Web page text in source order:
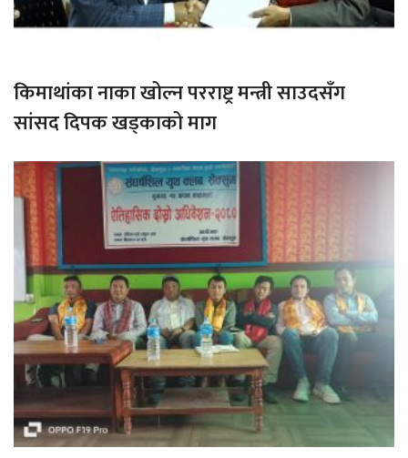
किमाथांका नाका खोल्न परराष्ट्र मन्त्री साउदसँग
सांसद दिपक खड्काको माग